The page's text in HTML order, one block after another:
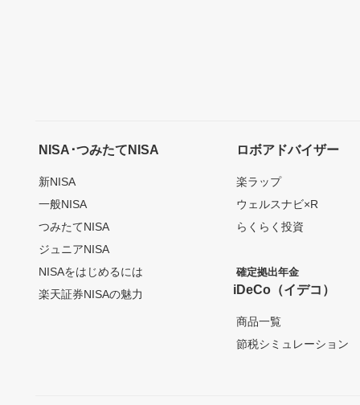
NISA･つみたてNISA
新NISA
一般NISA
つみたてNISA
ジュニアNISA
NISAをはじめるには
楽天証券NISAの魅力
ロボアドバイザー
楽ラップ
ウェルスナビ×R
らくらく投資
確定拠出年金
iDeCo（イデコ）
商品一覧
節税シミュレーション